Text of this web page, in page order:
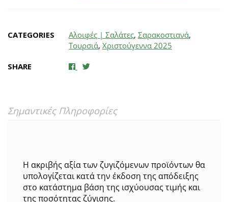
CATEGORIES Αλοιφές | Σαλάτες, Σαρακοστιανά,
Τουρσιά, Χριστούγεννα 2025
SHARE
Σημαντικές Πληροφορίες
Η ακριβής αξία των ζυγιζόμενων προϊόντων θα
υπολογίζεται κατά την έκδοση της απόδειξης
στο κατάστημα βάση της ισχύουσας τιμής και
της ποσότητας ζύγισης.